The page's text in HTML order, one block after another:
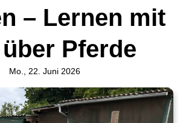
– Lernen mit
Pferde
Mo., 22. Juni 2026